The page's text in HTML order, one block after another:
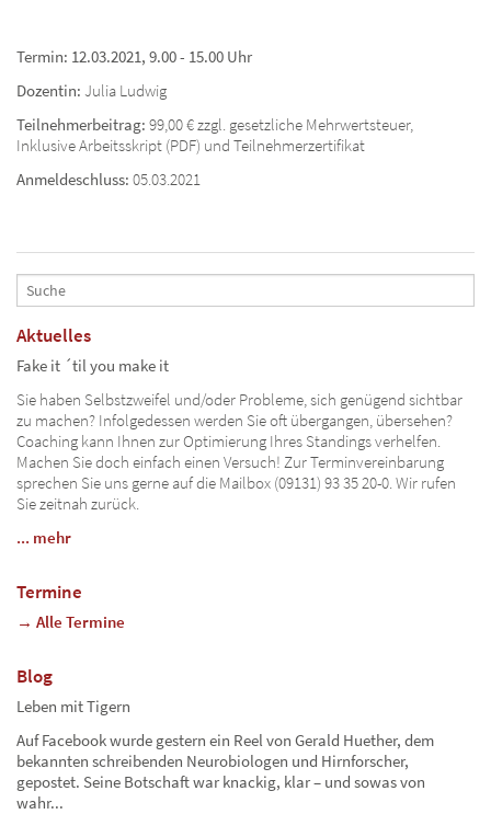
Termin: 12.03.2021, 9.00 - 15.00 Uhr
Dozentin: Julia Ludwig
Teilnehmerbeitrag: 99,00 € zzgl. gesetzliche Mehrwertsteuer,
Inklusive Arbeitsskript (PDF) und Teilnehmerzertifikat
Anmeldeschluss: 05.03.2021
Aktuelles
Fake it ´til you make it
Sie haben Selbstzweifel und/oder Probleme, sich genügend sichtbar
zu machen? Infolgedessen werden Sie oft übergangen, übersehen?
Coaching kann Ihnen zur Optimierung Ihres Standings verhelfen.
Machen Sie doch einfach einen Versuch! Zur Terminvereinbarung
sprechen Sie uns gerne auf die Mailbox (09131) 93 35 20-0. Wir rufen
Sie zeitnah zurück.
... mehr
Termine
→ Alle Termine
Blog
Leben mit Tigern
Auf Facebook wurde gestern ein Reel von Gerald Huether, dem
bekannten schreibenden Neurobiologen und Hirnforscher,
gepostet. Seine Botschaft war knackig, klar – und sowas von
wahr...